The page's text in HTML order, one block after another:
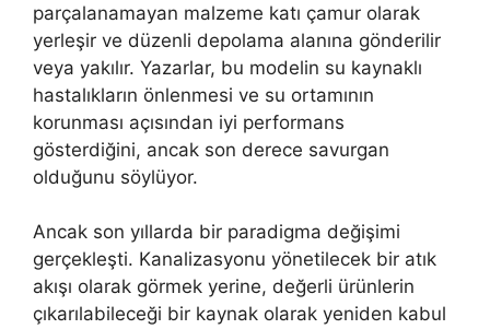
parçalanamayan malzeme katı çamur olarak
yerleşir ve düzenli depolama alanına gönderilir
veya yakılır. Yazarlar, bu modelin su kaynaklı
hastalıkların önlenmesi ve su ortamının
korunması açısından iyi performans
gösterdiğini, ancak son derece savurgan
olduğunu söylüyor.
Ancak son yıllarda bir paradigma değişimi
gerçekleşti. Kanalizasyonu yönetilecek bir atık
akışı olarak görmek yerine, değerli ürünlerin
çıkarılabileceği bir kaynak olarak yeniden kabul